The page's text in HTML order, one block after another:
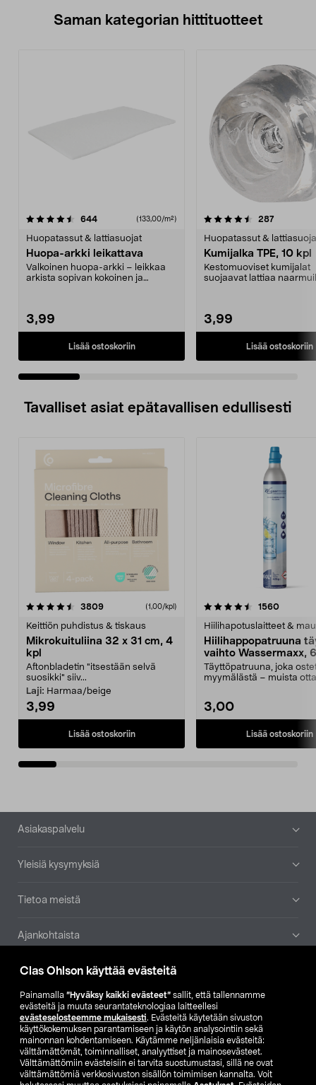
Clas Ohlson käyttää evästeitä
Painamalla ”Hyväksy kaikki evästeet” sallit, että tallennamme
evästeitä ja muuta seurantateknologiaa laitteellesi
evästeselosteemme mukaisesti. Evästeitä käytetään sivuston
käyttökokemuksen parantamiseen ja käytön analysointiin sekä
mainonnan kohdentamiseen. Käytämme neljänlaisia evästeitä:
välttämättömät, toiminnalliset, analyyttiset ja mainosevästeet.
Välttämättömiin evästeisiin ei tarvita suostumustasi, sillä ne ovat
välttämättömiä verkkosivuston sisällön toimimisen kannalta. Voit
Saman kategorian hittituotteet
644arvostelut(133,00/m²)
Huopatassut & lattiasuojat
Huopa-arkki leikattava
Valkoinen huopa-arkki – leikkaa
arkista sopivan kokoinen ja
3,99
Lisää ostoskoriin
4.5 viidestä
287arvostelut
Huopatassut &
Kumijalka TPE, 10 kpl
Kestomuoviset kumijalat
suojaavat lattiaa
3,99
Lisää ostoskoriin
4.5 viidestä
Tavalliset asiat epätavallisen edullisesti
3809arvostelut (1,00/kpl)
Keittiön puhdistus & tiskaus
Mikrokuituliina 32 x 31 cm, 4
kpl
Aftonbladetin "itsestään selvä
suosikki" siiv...
Laji: Harmaa/beige
3,99
Lisää ostoskoriin
4.5viidestä
1560
Hiilihapotuslaitteet &
Hiilihappopatruuna
vaihto Wassermaxx,
Täyttöpatruuna, joka
myymälästä – muista
3,00
Lisää ostoskoriin
4.5viidestä
Alatunniste
Asiakaspalvelu
Yleisiä kysymyksiä
Tietoa meistä
Ajankohtaista
Muut yrityksemme
Etsi myymälä
SE NO FI
FI SV